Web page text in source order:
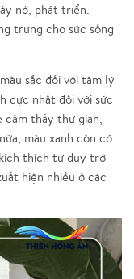
nở, phát triển.
trưng cho sức sống
sắc đối với tâm lý
cực nhất đối với sức
cảm thấy thư giãn,
màu xanh còn có
thích tư duy trở
hiện nhiều ở các